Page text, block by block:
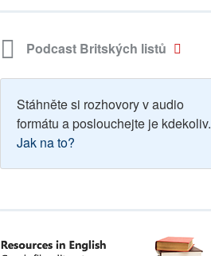
Podcast Britských listů
Stáhněte si rozhovory v audio
formátu a poslouchejte je kdekoliv.
Jak na to?